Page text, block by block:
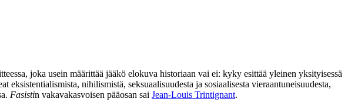
joka usein määrittää jääkö elokuva historiaan vai ei: kyky esittää yleinen yksityisessä
eksistentialismista, nihilismistä, seksuaalisuudesta ja sosiaalisesta vieraantuneisuudesta,
Fasistin vakavakasvoisen pääosan sai Jean-Louis Trintignant.